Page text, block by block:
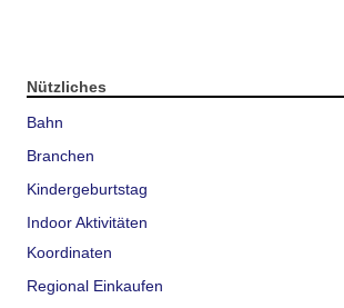
Nützliches
Bahn
Branchen
Kindergeburtstag
Indoor Aktivitäten
Koordinaten
Regional Einkaufen